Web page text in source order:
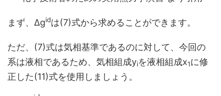
まず、Δgidは(7)式から求めることができます。
ただ、(7)式は気相基準であるのに対して、今回の
系は液相であるため、気相組成yiを液相組成x1に修
正した(11)式を使用しましょう。